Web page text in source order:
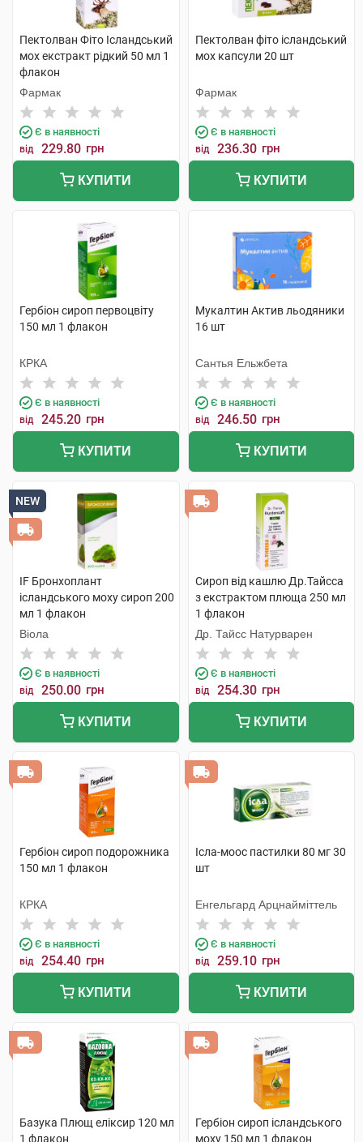
Пектолван Фіто Ісландський
мох екстракт рідкий 50 мл 1
флакон
Фармак
Є в наявності
від 229.80 грн
КУПИТИ
Пектолван фіто ісландський
мох капсули 20 шт
Фармак
Є в наявності
від 236.30 грн
КУПИТИ
Гербіон сироп первоцвіту
150 мл 1 флакон
КРКА
Є в наявності
від 245.20 грн
КУПИТИ
Мукалтин Актив льодяники
16 шт
Сантья Ельжбета
Є в наявності
від 246.50 грн
КУПИТИ
NEW
IF Бронхоплант
ісландського моху сироп 200
мл 1 флакон
Віола
Є в наявності
від 250.00 грн
КУПИТИ
Сироп від кашлю Др.Тайсса
з екстрактом плюща 250 мл
1 флакон
Др. Тайсс Натурварен
Є в наявності
від 254.30 грн
КУПИТИ
Гербіон сироп подорожника
150 мл 1 флакон
КРКА
Є в наявності
від 254.40 грн
КУПИТИ
Ісла-моос пастилки 80 мг 30
шт
Енгельгард Арцнайміттель
Є в наявності
від 259.10 грн
КУПИТИ
Базука Плющ еліксир 120 мл
1 флакон
Гербіон сироп ісландського
моху 150 мл 1 флакон